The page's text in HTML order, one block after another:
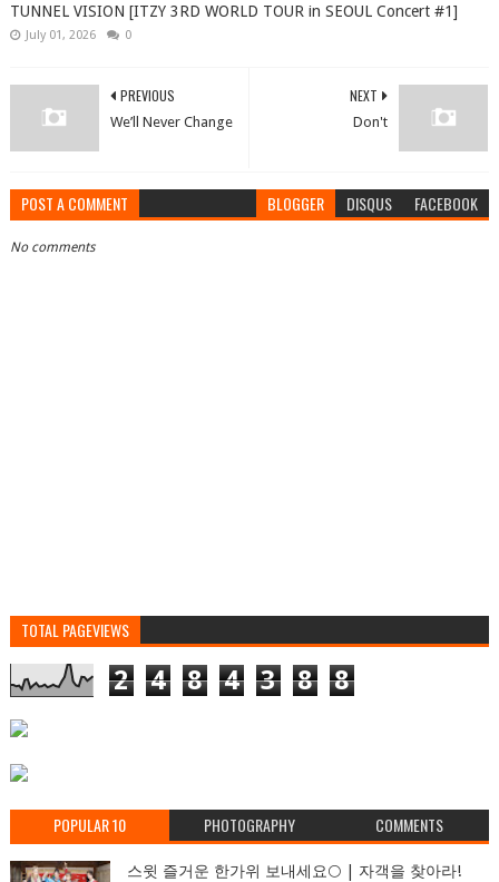
TUNNEL VISION [ITZY 3RD WORLD TOUR in SEOUL Concert #1]
July 01, 2026 0
NEXT
Don't
PREVIOUS
We’ll Never Change
POST A COMMENT BLOGGER DISQUS FACEBOOK
No comments
TOTAL PAGEVIEWS
2 4 8 4 3 8 8
POPULAR 10 PHOTOGRAPHY COMMENTS
스윗 즐거운 한가위 보내세요🌕 | 자객을 찾아라!